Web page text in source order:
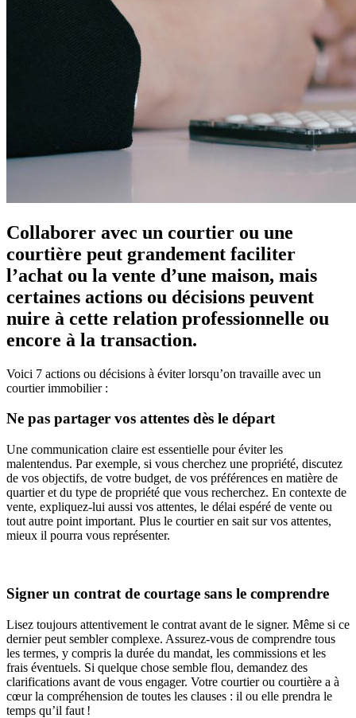
Collaborer avec un courtier ou une
courtière peut grandement faciliter
l’achat ou la vente d’une maison, mais
certaines actions ou décisions peuvent
nuire à cette relation professionnelle ou
encore à la transaction.
Voici 7 actions ou décisions à éviter lorsqu’on travaille avec un
courtier immobilier :
Ne pas partager vos attentes dès le départ
Une communication claire est essentielle pour éviter les
malentendus. Par exemple, si vous cherchez une propriété, discutez
de vos objectifs, de votre budget, de vos préférences en matière de
quartier et du type de propriété que vous recherchez. En contexte de
vente, expliquez-lui aussi vos attentes, le délai espéré de vente ou
tout autre point important. Plus le courtier en sait sur vos attentes,
mieux il pourra vous représenter.
Signer un contrat de courtage sans le comprendre
Lisez toujours attentivement le contrat avant de le signer. Même si ce
dernier peut sembler complexe. Assurez-vous de comprendre tous
les termes, y compris la durée du mandat, les commissions et les
frais éventuels. Si quelque chose semble flou, demandez des
clarifications avant de vous engager. Votre courtier ou courtière a à
cœur la compréhension de toutes les clauses : il ou elle prendra le
temps qu’il faut !